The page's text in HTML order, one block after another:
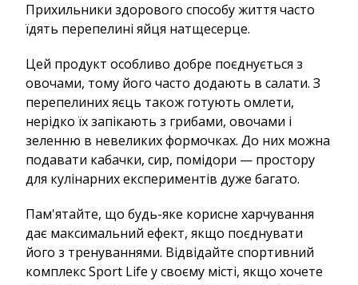
Прихильники здорового способу життя часто
їдять перепелині яйця натщесерце.
Цей продукт особливо добре поєднується з
овочами, тому його часто додають в салати. З
перепелиних яєць також готують омлети,
нерідко їх запікають з грибами, овочами і
зеленню в невеликих формочках. До них можна
подавати кабачки, сир, помідори — простору
для кулінарних експериментів дуже багато.
Пам'ятайте, що будь-яке корисне харчування
дає максимальний ефект, якщо поєднувати
його з тренуваннями. Відвідайте спортивний
комплекс Sport Life у своєму місті, якщо хочете